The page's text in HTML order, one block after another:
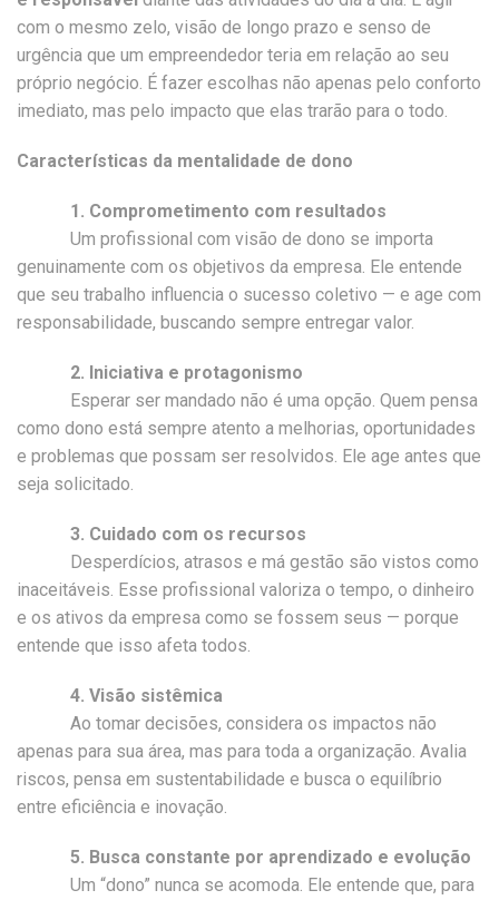
com o mesmo zelo, visão de longo prazo e senso de
urgência que um empreendedor teria em relação ao seu
próprio negócio. É fazer escolhas não apenas pelo conforto
imediato, mas pelo impacto que elas trarão para o todo.
Características da mentalidade de dono
1. Comprometimento com resultados
Um profissional com visão de dono se importa
genuinamente com os objetivos da empresa. Ele entende
que seu trabalho influencia o sucesso coletivo — e age com
responsabilidade, buscando sempre entregar valor.
2. Iniciativa e protagonismo
Esperar ser mandado não é uma opção. Quem pensa
como dono está sempre atento a melhorias, oportunidades
e problemas que possam ser resolvidos. Ele age antes que
seja solicitado.
3. Cuidado com os recursos
Desperdícios, atrasos e má gestão são vistos como
inaceitáveis. Esse profissional valoriza o tempo, o dinheiro
e os ativos da empresa como se fossem seus — porque
entende que isso afeta todos.
4. Visão sistêmica
Ao tomar decisões, considera os impactos não
apenas para sua área, mas para toda a organização. Avalia
riscos, pensa em sustentabilidade e busca o equilíbrio
entre eficiência e inovação.
5. Busca constante por aprendizado e evolução
Um “dono” nunca se acomoda. Ele entende que, para